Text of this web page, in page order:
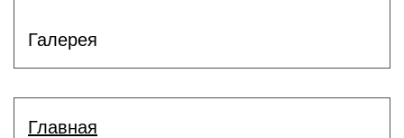
Галерея
Главная